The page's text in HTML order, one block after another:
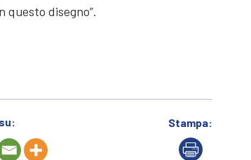
disegno”.
Stampa: